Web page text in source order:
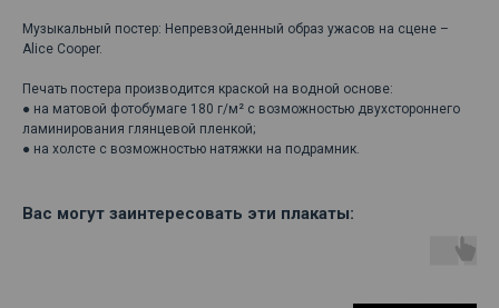
Музыкальный постер: Непревзойденный образ ужасов на сцене –
Alice Cooper.
Печать постера производится краской на водной основе:
● на матовой фотобумаге 180 г/м² с возможностью двухстороннего
ламинирования глянцевой пленкой;
● на холсте с возможностью натяжки на подрамник.
Вас могут заинтересовать эти плакаты: